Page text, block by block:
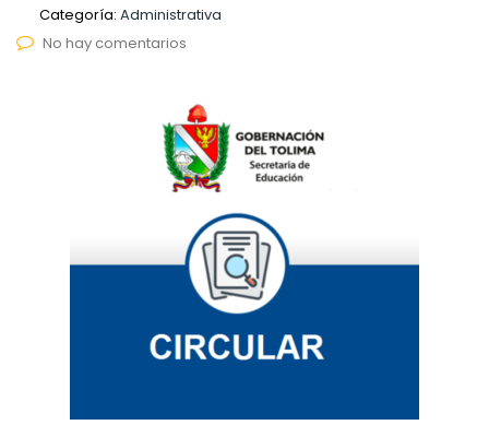
Categoría: Administrativa
No hay comentarios